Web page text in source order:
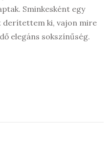
Sminkesként egy
ki, vajon mire
elegáns sokszínűség.